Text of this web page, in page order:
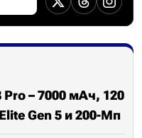
– 7000 мАч, 120
Gen 5 и 200-Мп